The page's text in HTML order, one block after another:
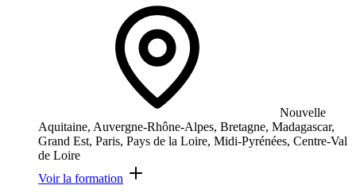
Nouvelle
Aquitaine, Auvergne-Rhône-Alpes, Bretagne, Madagascar,
Grand Est, Paris, Pays de la Loire, Midi-Pyrénées, Centre-Val
de Loire
Voir la formation